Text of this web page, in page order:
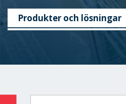
Produkter och lösningar